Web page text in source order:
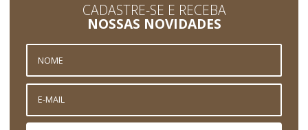
CADASTRE-SE E RECEBA
NOSSAS NOVIDADES